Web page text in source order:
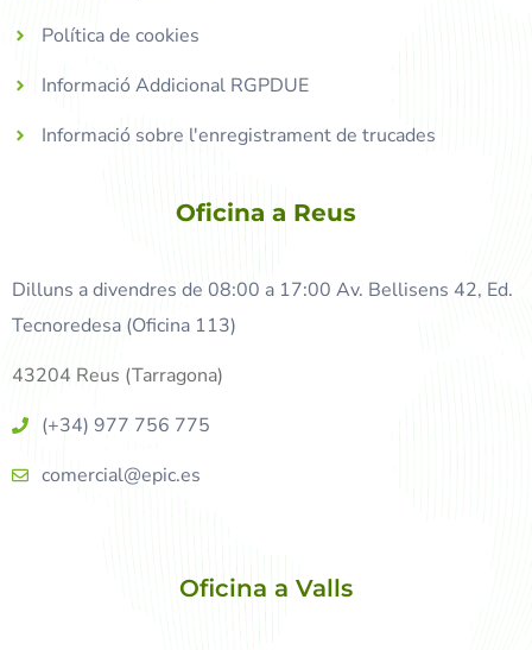
Política de cookies
Informació Addicional RGPDUE
Informació sobre l'enregistrament de trucades
Oficina a Reus
Dilluns a divendres de 08:00 a 17:00 Av. Bellisens 42, Ed.
Tecnoredesa (Oficina 113)
43204 Reus (Tarragona)
(+34) 977 756 775
comercial@epic.es
Oficina a Valls